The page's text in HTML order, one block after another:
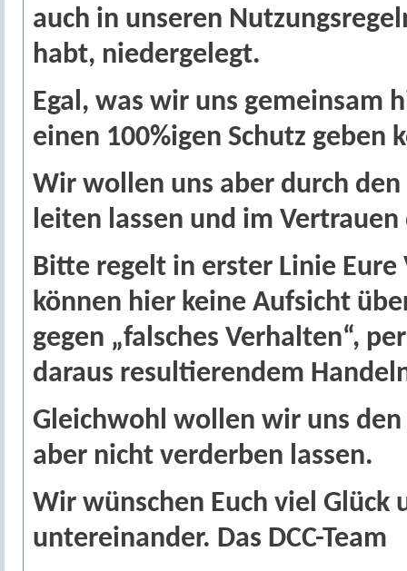
auch in unseren
habt, niedergelegt.
Egal, was wir uns gemeinsam
einen 100%igen Schutz geben
Wir wollen uns aber durch
leiten lassen und im
Bitte regelt in erster Linie
können hier keine Aufsicht
gegen „falsches Verhalten“,
daraus resultierendem
Gleichwohl wollen wir uns
aber nicht verderben lassen.
Wir wünschen Euch viel Glück
untereinander. Das DCC-Team